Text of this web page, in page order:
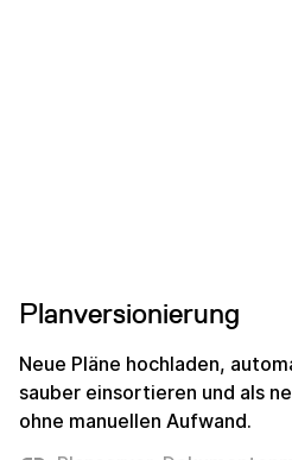
Planversionierung
Neue Pläne hochladen,
sauber einsortieren und als
ohne manuellen Aufwand.